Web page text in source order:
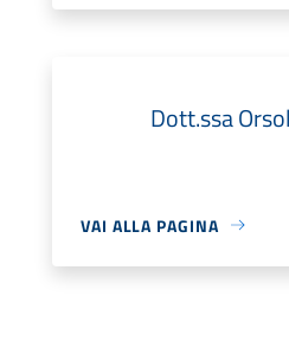
Dott.ssa
VAI ALLA PAGINA